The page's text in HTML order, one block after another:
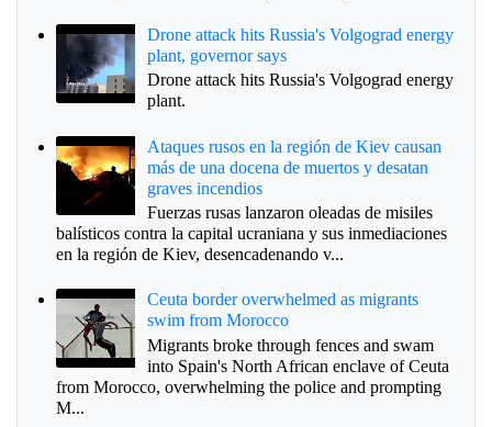
Drone attack hits Russia's Volgograd energy
plant, governor says
Drone attack hits Russia's Volgograd energy
plant.
Ataques rusos en la región de Kiev causan
más de una docena de muertos y desatan
graves incendios
Fuerzas rusas lanzaron oleadas de misiles
balísticos contra la capital ucraniana y sus inmediaciones
en la región de Kiev, desencadenando v...
Ceuta border overwhelmed as migrants
swim from Morocco
Migrants broke through fences and swam
into Spain's North African enclave of Ceuta
from Morocco, overwhelming the police and prompting
M...